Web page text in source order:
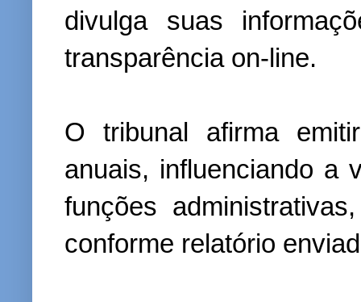
divulga suas
transparência on-line.
O tribunal afirma
anuais, influenciando a
funções
conforme relatório